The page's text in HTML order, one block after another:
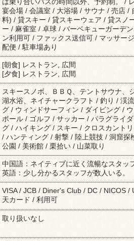
宴会場 / 会議室 / 大浴場 / サウナ / 売店 /
料) / 貸スキー / 貸スキーウェア / 貸スノ
ー / 麻雀室 / 卓球 / バーベキューガーデ
ン利用可 / ファックス送信可 / マッサー
配便 / 駐車場あり
[朝食] レストラン, 広間
[夕食] レストラン, 広間
スキースノボ、ＢＢＱ、テントサウナ、
湖水浴、ネイチャークラフト / 釣り / 渓
グ / ウィンドサーフィン / ダイビング /
ボール / ゴルフ / サッカー / パラグライ
グ / ハイキング / スキー / クロスカント
/ ハンティング / 射撃 / 陸上競技 / 洞窟
公園 / 美術館 / 栗拾い / 山菜取り
中国語：ネイティブに近く流暢なスタッ
英語：少し分かるスタッフが数人いる。
VISA / JCB / Diner's Club / DC / NICOS
天カード / 利用可
取り扱いなし